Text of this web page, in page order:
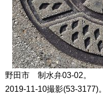
野田市 制水弁03-02。
2019-11-10撮影(53-3177)。